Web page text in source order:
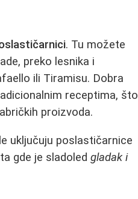
. Tu možete
preko lesnika i
ili Tiramisu. Dobra
receptima, što
proizvoda.
uključuju poslastičarnice
gde je sladoledgladak i